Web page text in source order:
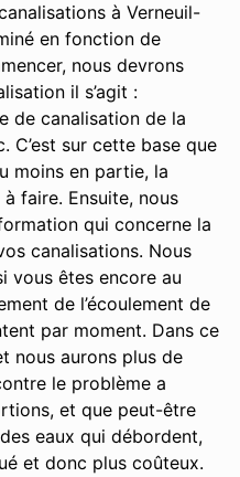
à Verneuil-
en fonction de
nous devrons
il s’agit :
de canalisation de la
C’est sur cette base que
moins en partie, la
faire. Ensuite, nous
qui concerne la
canalisations. Nous
vous êtes encore au
de l’écoulement de
par moment. Dans ce
nous aurons plus de
le problème a
et que peut-être
eaux qui débordent,
et donc plus coûteux.